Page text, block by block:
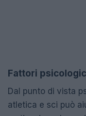
Fattori
Dal punto di vista
atletica e sci può